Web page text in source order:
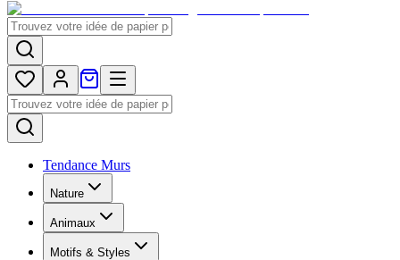
Tendance Murs
Nature
Animaux
Motifs & Styles